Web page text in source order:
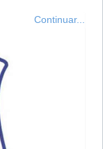
Continuar...